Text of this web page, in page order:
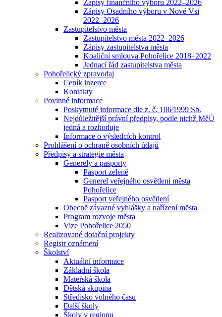
Zápisy finančního výboru 2022–2026
Zápisy Osadního výboru v Nové Vsi
2022–2026
Zastupitelstvo města
Zastupitelstvo města 2022–2026
Zápisy zastupitelstva města
Koaliční smlouva Pohořelice 2018–2022
Jednací řád zastupitelstva města
Pohořelický zpravodaj
Ceník inzerce
Kontakty
Povinné informace
Poskytnuté informace dle z. č. 106⁄1999 Sb.
Nejdůležitější právní předpisy, podle nichž MěÚ
jedná a rozhoduje
Informace o výsledcích kontrol
Prohlášení o ochraně osobních údajů
Předpisy a strategie města
Generely a pasporty
Pasport zeleně
Generel veřejného osvětlení města
Pohořelice
Pasport veřejného osvětlení
Obecně závazné vyhlášky a nařízení města
Program rozvoje města
Vize Pohořelice 2050
Realizované dotační projekty
Registr oznámení
Školství
Aktuální informace
Základní škola
Mateřská škola
Dětská skupina
Středisko volného času
Další školy
Školy v regionu